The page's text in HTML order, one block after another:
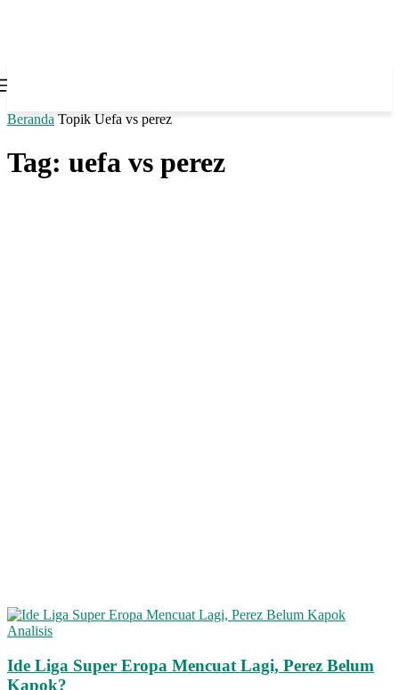
Beranda Topik Uefa vs perez
Tag: uefa vs perez
Analisis
Ide Liga Super Eropa Mencuat Lagi, Perez Belum
Kapok?